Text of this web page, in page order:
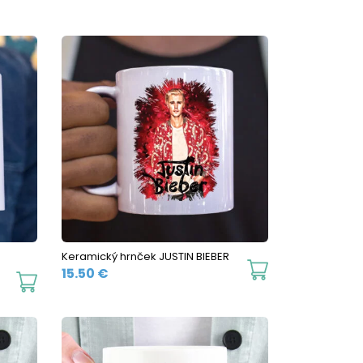
This
multiple
Keramický hrnček JUSTIN BIEBER
15.50 €
This